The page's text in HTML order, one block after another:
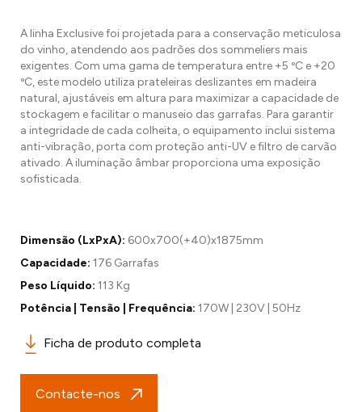
A linha Exclusive foi projetada para a conservação meticulosa
do vinho, atendendo aos padrões dos sommeliers mais
exigentes. Com uma gama de temperatura entre +5 ºC e +20
ºC, este modelo utiliza prateleiras deslizantes em madeira
natural, ajustáveis em altura para maximizar a capacidade de
stockagem e facilitar o manuseio das garrafas. Para garantir
a integridade de cada colheita, o equipamento inclui sistema
anti-vibração, porta com proteção anti-UV e filtro de carvão
ativado. A iluminação âmbar proporciona uma exposição
sofisticada.
Dimensão (LxPxA): 600x700(+40)x1875mm
Capacidade: 176 Garrafas
Peso Líquido: 113 Kg
Potência | Tensão | Frequência: 170W | 230V | 50Hz
Ficha de produto completa
Contacte-nos